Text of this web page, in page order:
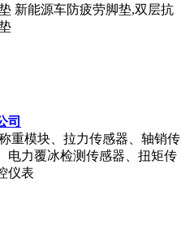
新能源车防疲劳脚垫,双层抗
司
重模块、拉力传感器、轴销传
电力覆冰检测传感器、扭矩传
仪表